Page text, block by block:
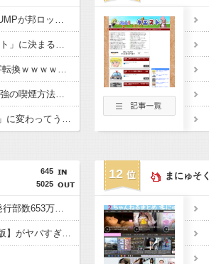
【衝撃】サカナ山口、アジカン後藤「BUMPが邦ロックを一変させた」←これｗｗｗｗｗ
【衝撃】車で要らない装備、「電動シート」に決まるｗｗｗｗｗ
【衝撃】マツダ、CX-5がバカ売れで黒字転換ｗｗｗｗｗ(※画像あり)
【衝撃】手巻きタバコとかいうコスパ最強の喫煙方法←これｗｗｗｗｗ
【衝撃】「住信SBI」が「ドコモの銀行」に変わってうんざりしてるやつｗｗｗｗｗ
645
5025
【悲報】 週刊少年ジャンプさん、最大発行部数653万部から急降下でついに100万部を割ってしまう…
《必見》男の趣味Tier表【令和最新完全版】がヤバすぎる！！！
12 まにゅそく